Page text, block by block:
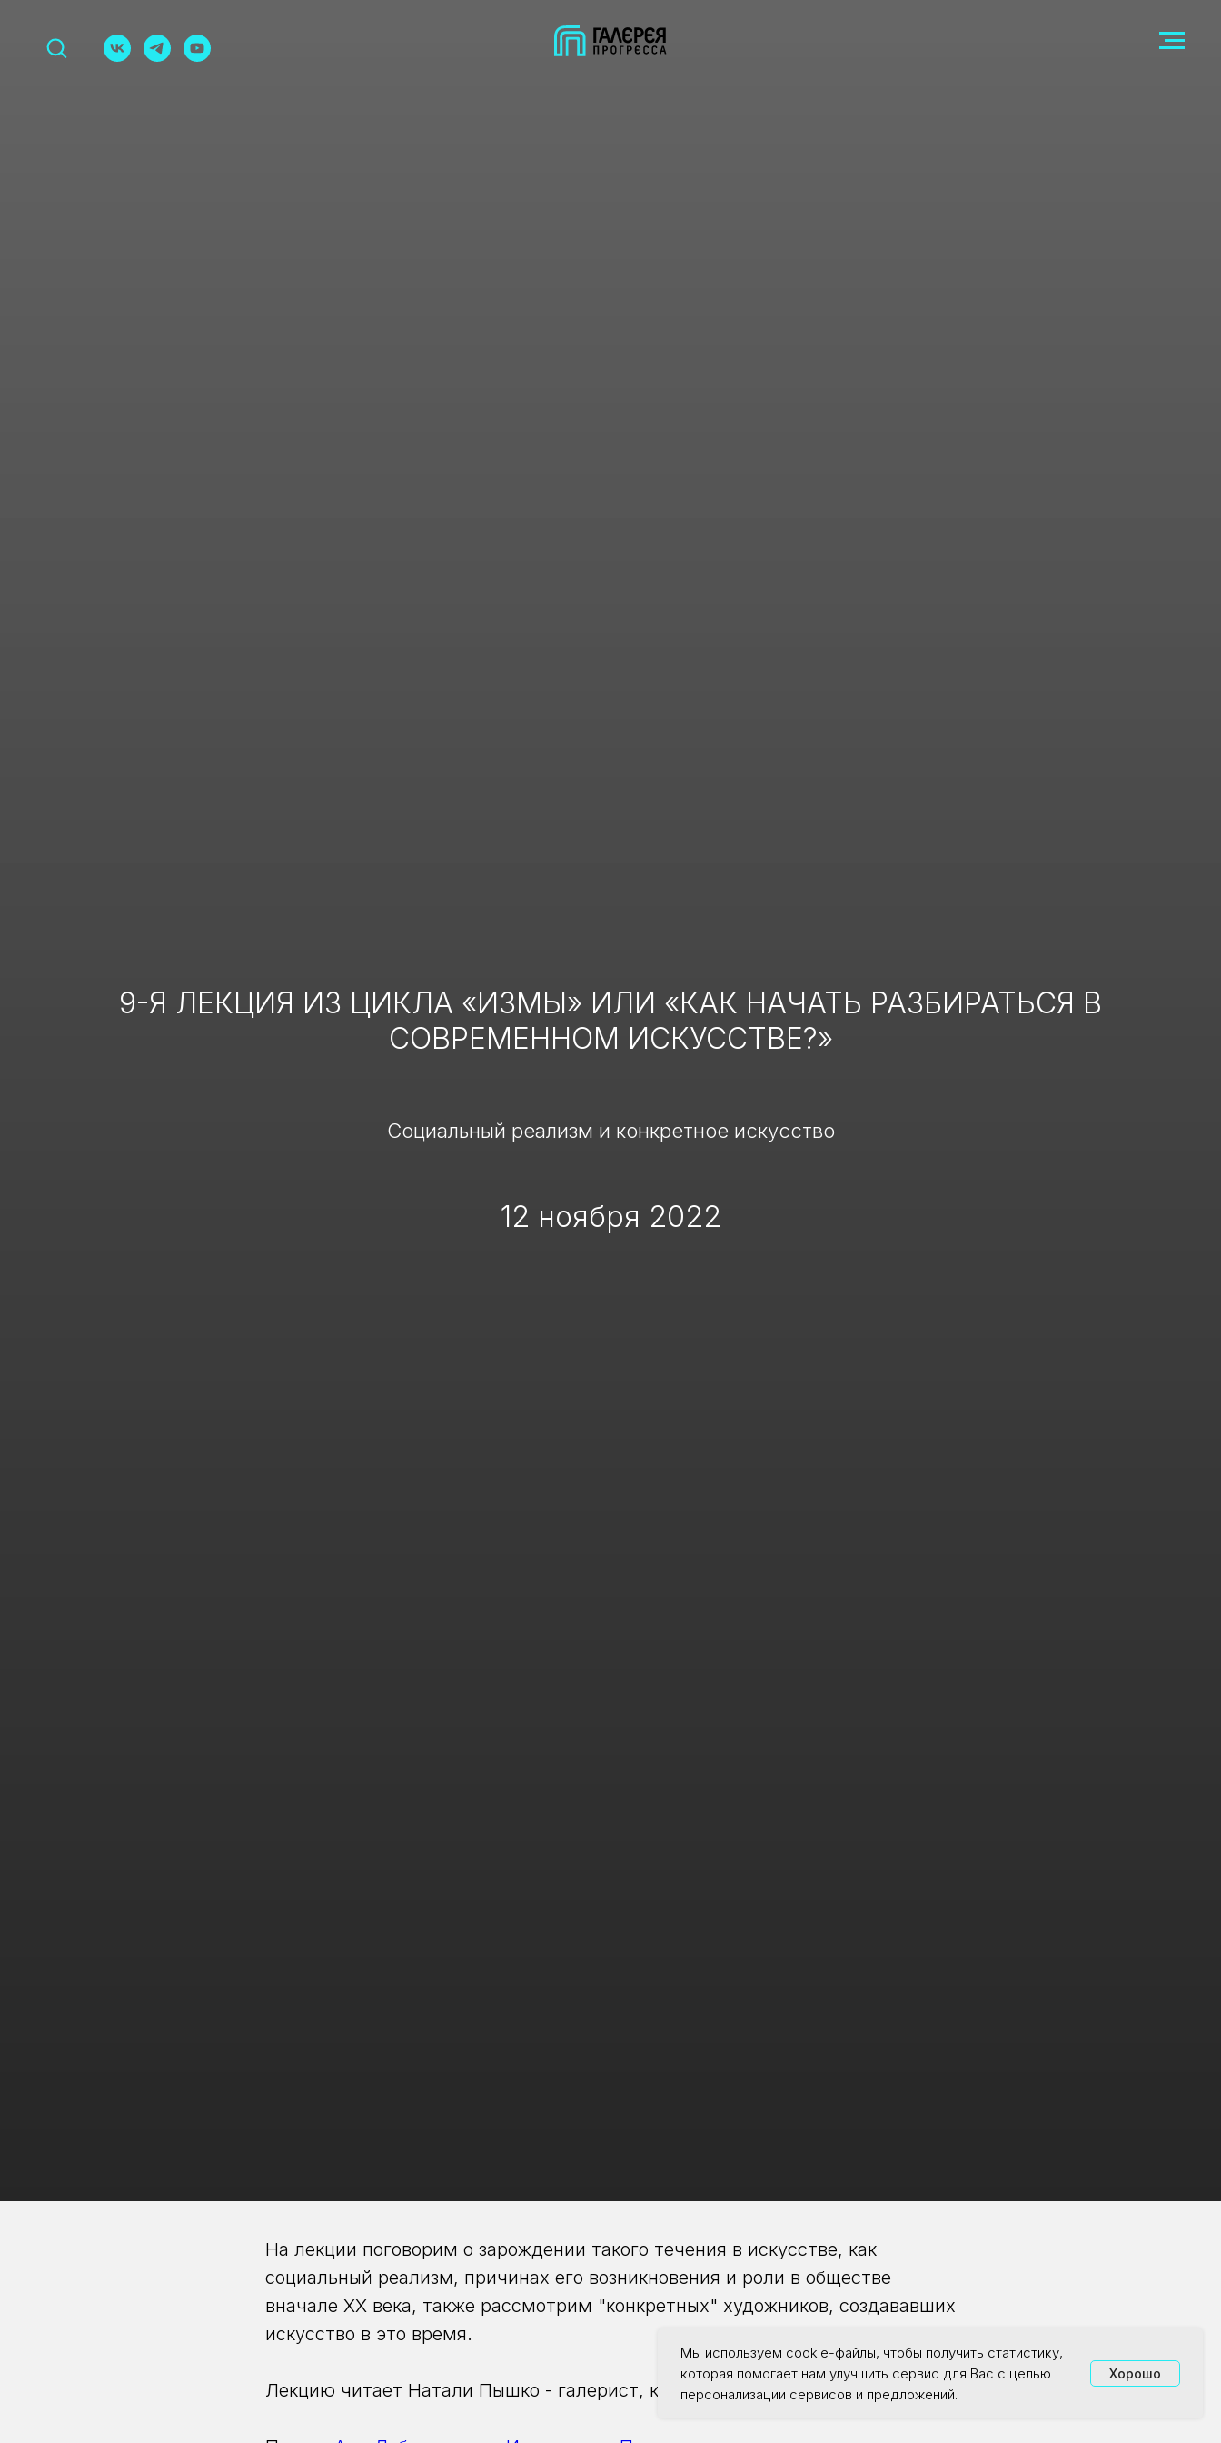
9-Я ЛЕКЦИЯ ИЗ ЦИКЛА «ИЗМЫ» ИЛИ «КАК НАЧАТЬ РАЗБИРАТЬСЯ В
СОВРЕМЕННОМ ИСКУССТВЕ?»
Социальный реализм и конкретное искусство
12 ноября 2022
На лекции поговорим о зарождении такого течения в искусстве, как
социальный реализм, причинах его возникновения и роли в обществе
вначале ХХ века, также рассмотрим "конкретных" художников, создававших
искусство в это время.
Лекцию читает Натали Пышко - галерист, куратор, арт-дилер.
Мы используем cookie-файлы, чтобы получить статистику,
которая помогает нам улучшить сервис для Вас с целью
персонализации сервисов и предложений.
Хорошо